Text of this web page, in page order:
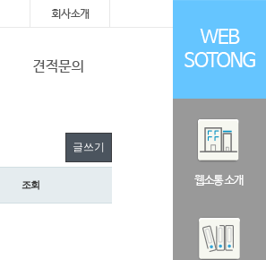
글쓰기
조회